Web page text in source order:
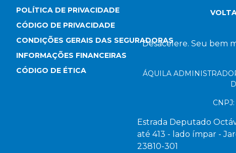
POLÍTICA DE PRIVACIDADE
CÓDIGO DE PRIVACIDADE
CONDIÇÕES GERAIS DAS SEGURADORAS
INFORMAÇÕES FINANCEIRAS
CÓDIGO DE ÉTICA
Desacelere. Seu bem
ÁQUILA
Estrada Deputado
até 413 - lado ímpar -
23810-301